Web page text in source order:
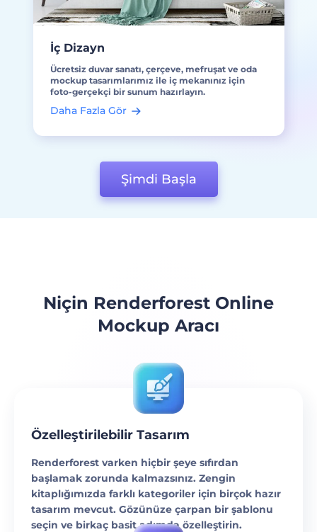
İç Dizayn
Ücretsiz duvar sanatı, çerçeve, mefruşat ve oda
mockup tasarımlarımız ile iç mekanınız için
foto-gerçekçi bir sunum hazırlayın.
Daha Fazla Gör
Şimdi Başla
Niçin Renderforest Online
Mockup Aracı
Özelleştirilebilir Tasarım
Renderforest varken hiçbir şeye sıfırdan
başlamak zorunda kalmazsınız. Zengin
kitaplığımızda farklı kategoriler için birçok hazır
tasarım mevcut. Gözünüze çarpan bir şablonu
seçin ve birkaç basit adımda özelleştirin.